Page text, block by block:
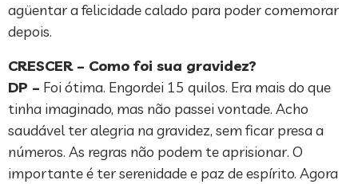
agüentar a felicidade calado para poder comemorar
depois.
CRESCER – Como foi sua gravidez?
DP – Foi ótima. Engordei 15 quilos. Era mais do que
tinha imaginado, mas não passei vontade. Acho
saudável ter alegria na gravidez, sem ficar presa a
números. As regras não podem te aprisionar. O
importante é ter serenidade e paz de espírito. Agora